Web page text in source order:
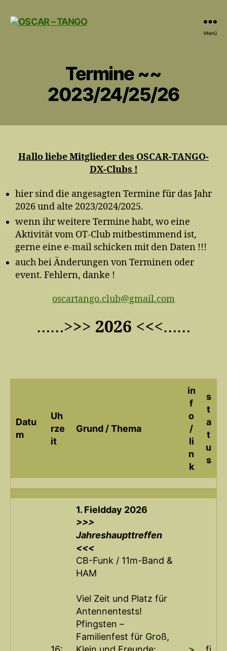
Menü
Termine ~~
2023/24/25/26
Hallo liebe Mitglieder des OSCAR-TANGO-
DX-Clubs !
hier sind die angesagten Termine für das Jahr
2026 und alte 2023/2024/2025.
wenn ihr weitere Termine habt, wo eine
Aktivität vom OT-Club mitbestimmend ist,
gerne eine e-mail schicken mit den Daten !!!
auch bei Änderungen von Terminen oder
event. Fehlern, danke !
oscartango.club@gmail.com
……>>> 2026 <<<……
Datu
m
Uh
rze
it
Grund / Thema
in
f
o
/
li
n
k
s
t
a
t
u
s
1. Fieldday 2026
>>>
Jahreshaupttreffen
<<<
CB-Funk / 11m-Band &
HAM
Viel Zeit und Platz für
Antennentests!
Pfingsten –
Familienfest für Groß,